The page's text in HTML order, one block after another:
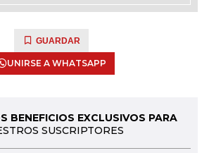
GUARDAR
UNIRSE A WHATSAPP
BENEFICIOS EXCLUSIVOS PARA
SUSCRIPTORES